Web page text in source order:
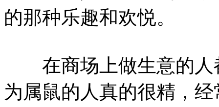
的那种乐趣和欢悦。
在商场上做生意的人
为属鼠的人真的很精，